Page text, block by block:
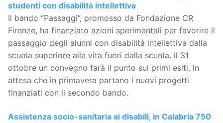
studenti con disabilità intellettiva
Il bando “Passaggi”, promosso da Fondazione CR
Firenze, ha finanziato azioni sperimentali per favorire il
passaggio degli alunni con disabilità intellettiva dalla
scuola superiore alla vita fuori dalla scuola. Il 31
ottobre un convegno farà il punto sui primi esiti, in
attesa che in primavera partano i nuovi progetti
finanziati con il secondo bando.
Assistenza socio-sanitaria ai disabili, in Calabria 750